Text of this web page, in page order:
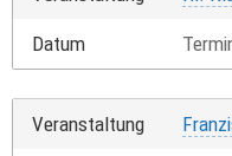
Datum
Veranstaltung